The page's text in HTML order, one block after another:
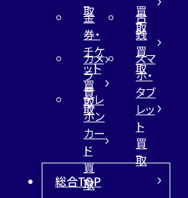
取
買
取
金
券・
チケ
ット
買
取
古
銭
買
取
カメ
ラ
買
取
スマ
ホ・
タブ
レッ
ト
買
取
テレ
ホン
カー
ド
買
取
総合TOP